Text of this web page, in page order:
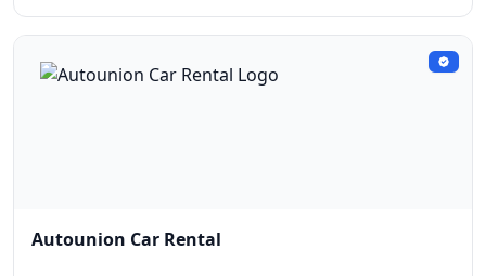
Autounion Car Rental